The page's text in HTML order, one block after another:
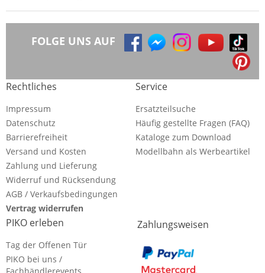
FOLGE UNS AUF
Rechtliches
Impressum
Datenschutz
Barrierefreiheit
Versand und Kosten
Zahlung und Lieferung
Widerruf und Rücksendung
AGB / Verkaufsbedingungen
Vertrag widerrufen
Service
Ersatzteilsuche
Häufig gestellte Fragen (FAQ)
Kataloge zum Download
Modellbahn als Werbeartikel
PIKO erleben
Tag der Offenen Tür
PIKO bei uns /
Zahlungsweisen